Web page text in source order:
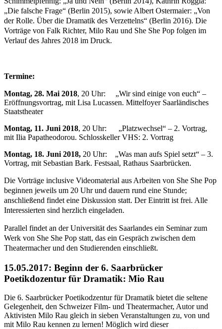
„Die falsche Frage“ (Berlin 2015), sowie Albert Ostermaier: „Von
der Rolle. Über die Dramatik des Verzettelns“ (Berlin 2016). Die
Vorträge von Falk Richter, Milo Rau und She She Pop folgen im
Verlauf des Jahres 2018 im Druck.
Termine:
Montag, 28. Mai 2018, 20 Uhr: „Wir sind einige von euch“ –
Eröffnungsvortrag, mit Lisa Lucassen. Mittelfoyer Saarländisches
Staatstheater
Montag, 11. Juni 2018, 20 Uhr: „Platzwechsel“ – 2. Vortrag,
mit Ilia Papatheodorou. Schlosskeller VHS: 2. Vortrag
Montag, 18. Juni 2018, 20 Uhr: „Was man aufs Spiel setzt“ – 3.
Vortrag, mit Sebastian Bark. Festsaal, Rathaus Saarbrücken.
Die Vorträge inclusive Videomaterial aus Arbeiten von She She Pop
beginnen jeweils um 20 Uhr und dauern rund eine Stunde;
anschließend findet eine Diskussion statt. Der Eintritt ist frei. Alle
Interessierten sind herzlich eingeladen.
Parallel findet an der Universität des Saarlandes ein Seminar zum
Werk von She She Pop statt, das ein Gespräch zwischen dem
Theatermacher und den Studierenden einschließt.
15.05.2017: Beginn der 6. Saarbrücker
Poetikdozentur für Dramatik: Mio Rau
Die 6. Saarbrücker Poetikodzentur für Dramatik bietet die seltene
Gelegenheit, den Schweizer Film- und Theatermacher, Autor und
Aktivisten Milo Rau gleich in sieben Veranstaltungen zu, von und
mit Milo Rau kennen zu lernen! Möglich wird dieser